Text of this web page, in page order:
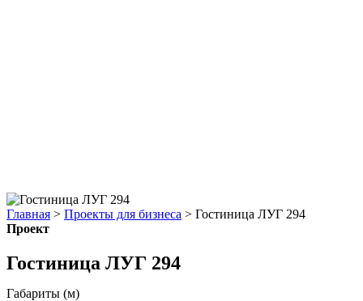
Главная > Проекты для бизнеса > Гостиница ЛУГ 294
Проект
Гостиница ЛУГ 294
Габариты (м)